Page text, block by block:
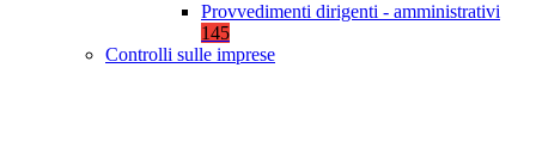
Provvedimenti dirigenti - amministrativi
145
Controlli sulle imprese